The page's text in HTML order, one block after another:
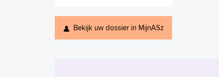
Bekijk uw dossier in MijnASz